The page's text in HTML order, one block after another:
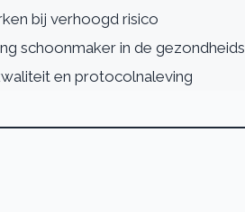
bij verhoogd risico
schoonmaker in de
en protocolnaleving